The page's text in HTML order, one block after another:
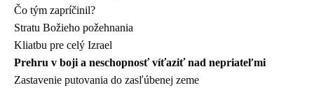
Čo tým zapríčinil?
Stratu Božieho požehnania
Kliatbu pre celý Izrael
Prehru v boji a neschopnosť víťaziť nad nepriateľmi
Zastavenie putovania do zasľúbenej zeme